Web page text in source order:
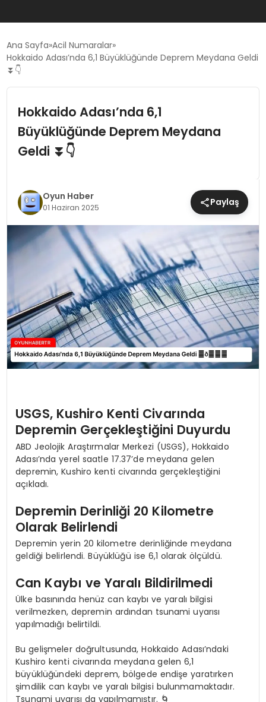
GÜNCEL
OYUN HABERLERI
EKONOMI
EĞITIM
SAĞLIK
TEKNOLOJI
Ana Sayfa Acil Numaralar
Hokkaido Adası’nda 6,1 Büyüklüğünde Deprem Meydana Geldi
⏬👇
Hokkaido Adası’nda 6,1
Büyüklüğünde Deprem Meydana
Geldi ⏬👇
Oyun Haber
01 Haziran 2025 Paylaş
USGS, Kushiro Kenti Civarında
Depremin Gerçekleştiğini Duyurdu
ABD Jeolojik Araştırmalar Merkezi (USGS), Hokkaido
Adası’nda yerel saatle 17.37’de meydana gelen
depremin, Kushiro kenti civarında gerçekleştiğini
açıkladı.
Depremin Derinliği 20 Kilometre
Olarak Belirlendi
Depremin yerin 20 kilometre derinliğinde meydana
geldiği belirlendi. Büyüklüğü ise 6,1 olarak ölçüldü.
Can Kaybı ve Yaralı Bildirilmedi
Ülke basınında henüz can kaybı ve yaralı bilgisi
verilmezken, depremin ardından tsunami uyarısı
yapılmadığı belirtildi.
Bu gelişmeler doğrultusunda, Hokkaido Adası’ndaki
Kushiro kenti civarında meydana gelen 6,1
büyüklüğündeki deprem, bölgede endişe yaratırken
şimdilik can kaybı ve yaralı bilgisi bulunmamaktadır.
Tsunami uyarısı da yapılmamıştır. 🌀